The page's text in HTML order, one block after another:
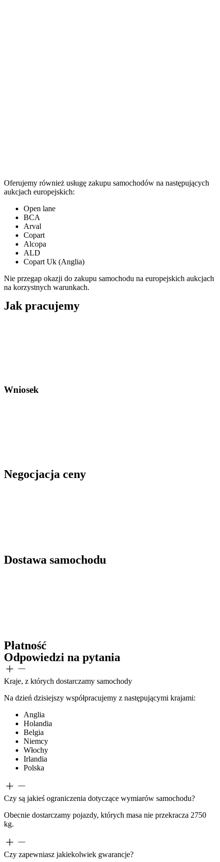
Oferujemy również usługę zakupu samochodów na następujących
aukcjach europejskich:
Open lane
BCA
Arval
Copart
Alcopa
ALD
Copart Uk (Anglia)
Nie przegap okazji do zakupu samochodu na europejskich aukcjach
na korzystnych warunkach.
Jak pracujemy
Wniosek
Negocjacja ceny
Dostawa samochodu
Płatność
Odpowiedzi na pytania
Kraje, z których dostarczamy samochody
Na dzień dzisiejszy współpracujemy z następującymi krajami:
Anglia
Holandia
Belgia
Niemcy
Włochy
Irlandia
Polska
Czy są jakieś ograniczenia dotyczące wymiarów samochodu?
Obecnie dostarczamy pojazdy, których masa nie przekracza 2750
kg.
Czy zapewniasz jakiekolwiek gwarancje?